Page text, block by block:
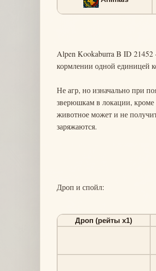
Alpen Kookaburra B ID 21452
кормлении одной единицей
Не агр, но изначально при
зверюшкам в локации, кроме
животное может и не
заряжаются.
Дроп и спойл:
Дроп (рейты х1)